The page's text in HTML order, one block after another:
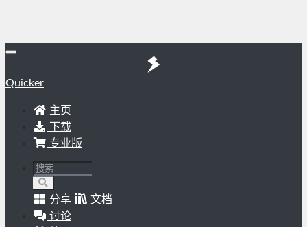
Quicker
主页
下载
专业版
分享
文档
讨论